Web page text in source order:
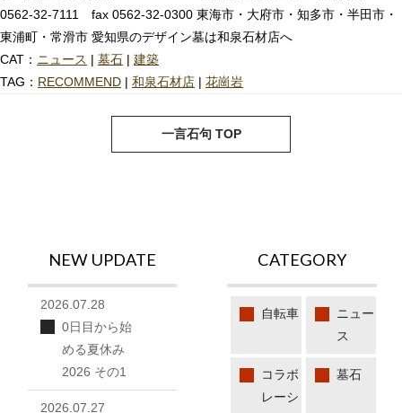
0562-32-7111 fax 0562-32-0300 東海市・大府市・知多市・半田市・
東浦町・常滑市 愛知県のデザイン墓は和泉石材店へ
CAT： ニュース | 墓石 | 建築
TAG： RECOMMEND | 和泉石材店 | 花崗岩
一言石句 TOP
CATEGORY
自転車
ニュー
ス
コラボ
レーシ
墓石
NEW UPDATE
2026.07.28
0日目から始
める夏休み
2026 その1
2026.07.27